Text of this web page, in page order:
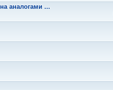
аналогами ...